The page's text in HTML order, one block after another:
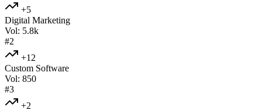
+5
Digital Marketing
Vol: 5.8k
#2
+12
Custom Software
Vol: 850
#3
+2